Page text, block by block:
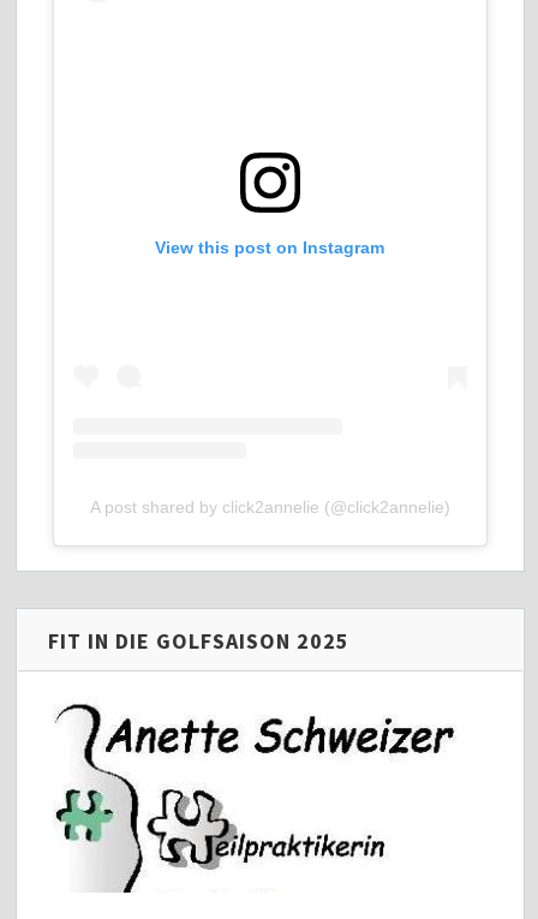
View this post on Instagram
A post shared by click2annelie (@click2annelie)
FIT IN DIE GOLFSAISON 2025